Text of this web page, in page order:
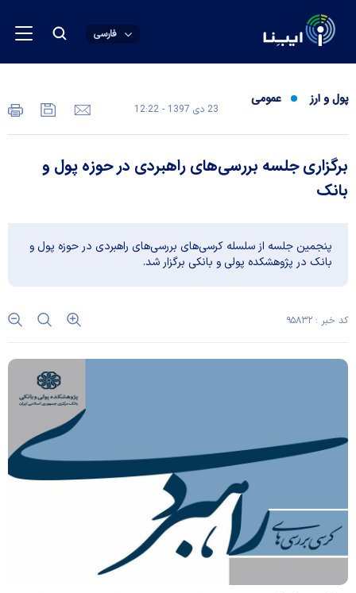
فارسی
پول و ارز عمومی
23 دی 1397 - 12:22
برگزاری جلسه بررسی‌های راهبردی در حوزه پول و
بانک
پنجمین جلسه از سلسله کرسی‌های‌ بررسی‌های راهبردی در حوزه پول و
بانک در پژوهشکده پولی و بانکی برگزار شد.
کد خبر : ۹۵۸۳۲